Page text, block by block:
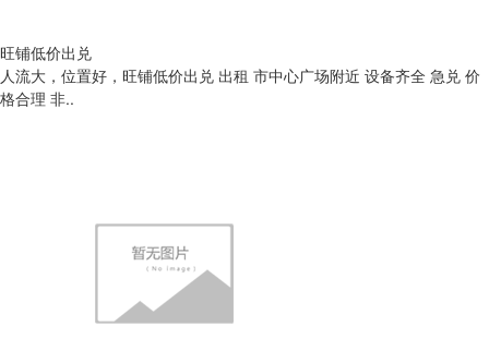
旺铺低价出兑
人流大，位置好，旺铺低价出兑 出租 市中心广场附近 设备齐全 急兑 价
格合理 非..